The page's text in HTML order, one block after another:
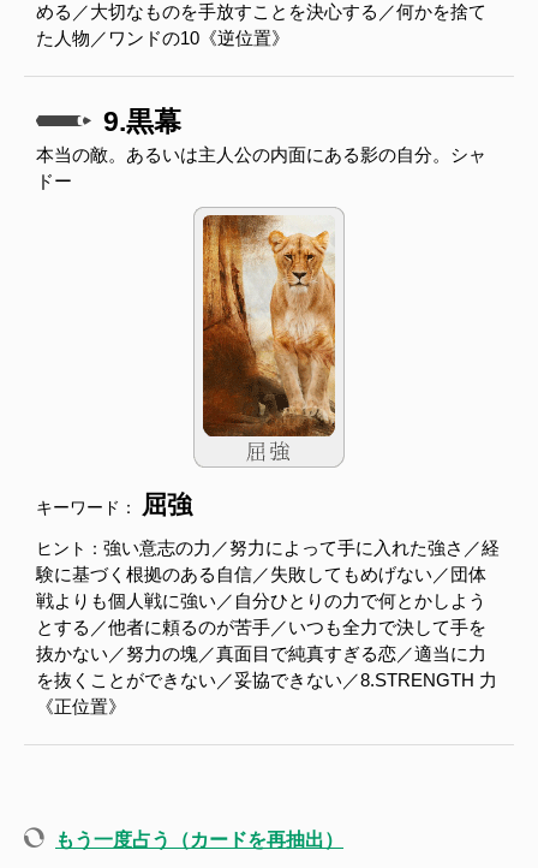
める／大切なものを手放すことを決心する／何かを捨て
た人物／ワンドの10《逆位置》
9.黒幕
本当の敵。あるいは主人公の内面にある影の自分。シャ
ドー
キーワード： 屈強
ヒント： 強い意志の力／努力によって手に入れた強さ／経
験に基づく根拠のある自信／失敗してもめげない／団体
戦よりも個人戦に強い／自分ひとりの力で何とかしよう
とする／他者に頼るのが苦手／いつも全力で決して手を
抜かない／努力の塊／真面目で純真すぎる恋／適当に力
を抜くことができない／妥協できない／8.STRENGTH 力
《正位置》
もう一度占う（カードを再抽出）